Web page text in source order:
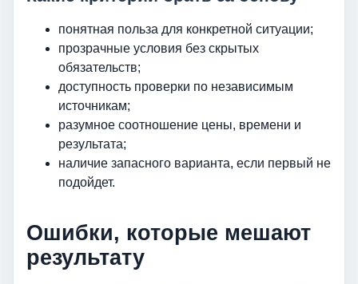
понятная польза для конкретной ситуации;
прозрачные условия без скрытых
обязательств;
доступность проверки по независимым
источникам;
разумное соотношение цены, времени и
результата;
наличие запасного варианта, если первый не
подойдет.
Ошибки, которые мешают
результату